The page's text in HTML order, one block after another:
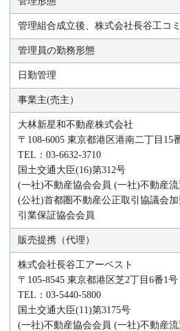
管理組合成立後、株式会社長谷工コ
管理員の勤務形態
日勤管理
事業主(売主）
大林新星和不動産株式会社
〒108-6005 東京都港区港南二丁目15
TEL：03-6632-3710
国土交通大臣(16)第312号
(一社)不動産協会会員 (一社)不動産
(公社)首都圏不動産公正取引協議会
引業保証協会会員
販売提携（代理）
株式会社長谷工アーベスト
〒105-8545 東京都港区芝2丁目6番1
TEL：03-5440-5800
国土交通大臣(11)第3175号
(一社)不動産協会会員 (一社)不動産